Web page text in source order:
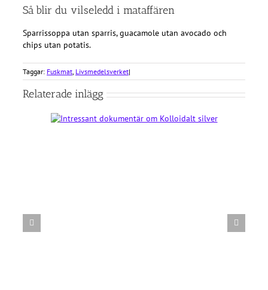
Så blir du vilseledd i mataffären
Sparrissoppa utan sparris, guacamole utan avocado och
chips utan potatis.
Taggar: Fuskmat, Livsmedelsverket|
Relaterade inlägg